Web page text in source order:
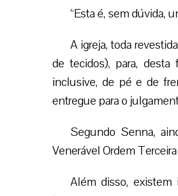
Santíssima pelo
Até então, contou
Após mais de duzentos
as imagens.
“Aqui nós temos o
pedra fria, o Senhor
Conceição, Maria
Da redação Gaudium